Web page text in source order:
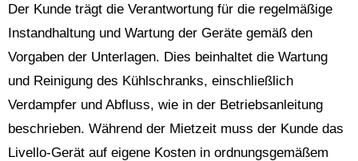
Der Kunde trägt die Verantwortung für die regelmäßige
Instandhaltung und Wartung der Geräte gemäß den
Vorgaben der Unterlagen. Dies beinhaltet die Wartung
und Reinigung des Kühlschranks, einschließlich
Verdampfer und Abfluss, wie in der Betriebsanleitung
beschrieben. Während der Mietzeit muss der Kunde das
Livello-Gerät auf eigene Kosten in ordnungsgemäßem